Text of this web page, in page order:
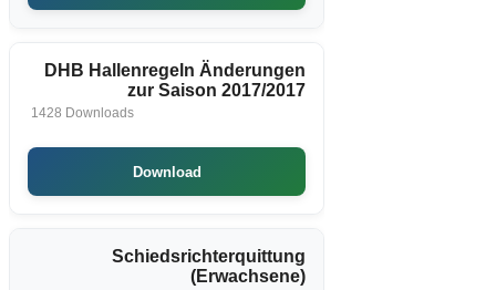
DHB Hallenregeln Änderungen
zur Saison 2017/2017
1428 Downloads
Download
Schiedsrichterquittung
(Erwachsene)